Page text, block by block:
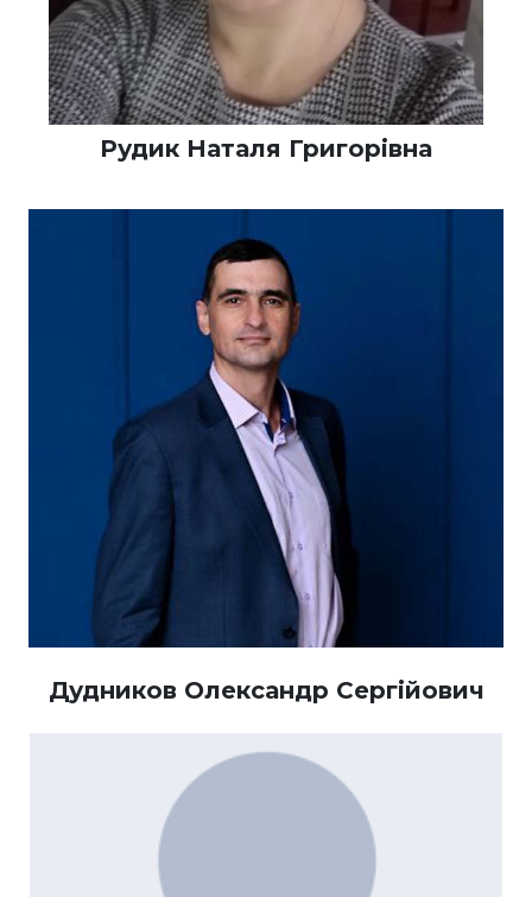
Рудик Наталя Григорівна
Дудников Олександр Сергійович